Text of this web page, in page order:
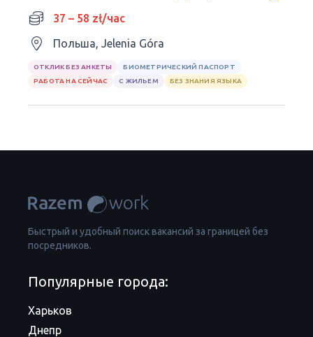
37 – 58 zł/час
Польша, Jelenia Góra
ОТКЛИК БЕЗ АНКЕТЫ
БИОМЕТРИЧЕСКИЙ ПАСПОРТ
РАБОТА НА СЕЙЧАС
С ЖИЛЬЕМ БЕЗ ЗНАНИЯ ЯЗЫКА
Быстрый и удобный поиск вакансий за границей без
посредников.
Популярные города:
Харьков
Днепр